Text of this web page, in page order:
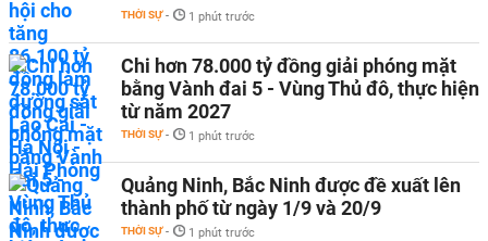
THỜI SỰ - 1 phút trước
Chi hơn 78.000 tỷ đồng giải phóng mặt
bằng Vành đai 5 - Vùng Thủ đô, thực hiện
từ năm 2027
THỜI SỰ - 1 phút trước
Quảng Ninh, Bắc Ninh được đề xuất lên
thành phố từ ngày 1/9 và 20/9
THỜI SỰ - 1 phút trước